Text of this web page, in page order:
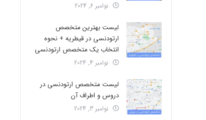
نوامبر 6, 2024
لیست بهترین متخصص
ارتودنسی در قیطریه + نحوه
انتخاب یک متخصص ارتودنسی
نوامبر 4, 2024
لیست متخصص ارتودنسی در
دروس و اطراف آن
نوامبر 3, 2024